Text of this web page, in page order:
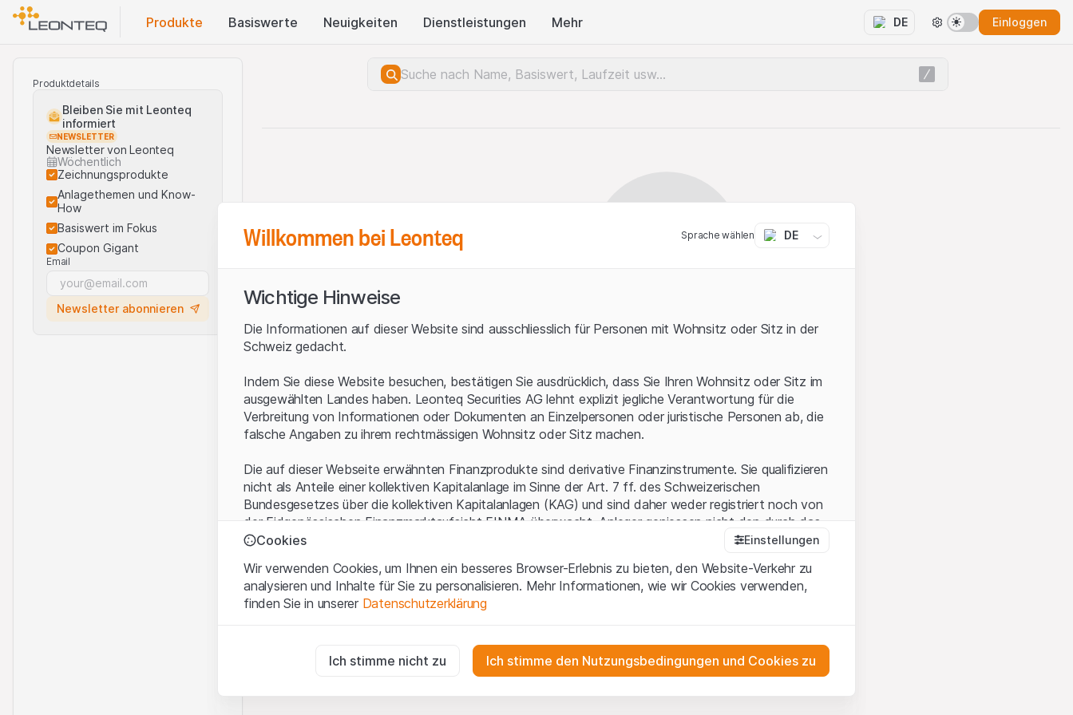
Produkte Basis​werte Neuigkeiten Dienstleistungen Mehr DE Einloggen
Produktdetails
Bleiben Sie mit Leonteq
informiert
NEWSLETTER
Newsletter von Leonteq
Wöchentlich
Zeichnungsprodukte
Anlagethemen und Know-
How
Basiswert im Fokus
Coupon Gigant
Email
Newsletter abonnieren
Willkommen bei Leonteq Sprache wählen DE
Wichtige Hinweise
Die Informationen auf dieser Website sind ausschliesslich für Personen mit Wohnsitz oder Sitz in der
Schweiz gedacht.
Indem Sie diese Website besuchen, bestätigen Sie ausdrücklich, dass Sie Ihren Wohnsitz oder Sitz im
ausgewählten Landes haben. Leonteq Securities AG lehnt explizit jegliche Verantwortung für die
Verbreitung von Informationen oder Dokumenten an Einzelpersonen oder juristische Personen ab, die
falsche Angaben zu ihrem rechtmässigen Wohnsitz oder Sitz machen.
Die auf dieser Webseite erwähnten Finanzprodukte sind derivative Finanzinstrumente. Sie qualifizieren
nicht als Anteile einer kollektiven Kapitalanlage im Sinne der Art. 7 ff. des Schweizerischen
Bundesgesetzes über die kollektiven Kapitalanlagen (KAG) und sind daher weder registriert noch von
der Eidgenössischen Finanzmarktaufsicht FINMA überwacht. Anleger geniessen nicht den durch das
KAG vermittelten spezifischen Anlegerschutz.
Anwendungsbedingungen und rechtliche Informationen
Mit dem Zugriff auf diese Website der Leonteq Securities AG (die "Website") erklären Sie, dass Sie die
rechtlichen Informationen und die wichtigen Hinweise und
Sämtliche Immaterialgüterrechte (wie z.B. Urheber¬, Design¬ und Markenrechte) an dem auf der
Cookies Einstellungen
Wir verwenden Cookies, um Ihnen ein besseres Browser-Erlebnis zu bieten, den Website-Verkehr zu
analysieren und Inhalte für Sie zu personalisieren. Mehr Informationen, wie wir Cookies verwenden,
finden Sie in unserer Datenschutzerklärung
Diese Cookies sind für die Website erforderlich und können nicht deaktiviert werden.
Ich stimme nicht zu Ich stimme den Nutzungsbedingungen und Cookies zu